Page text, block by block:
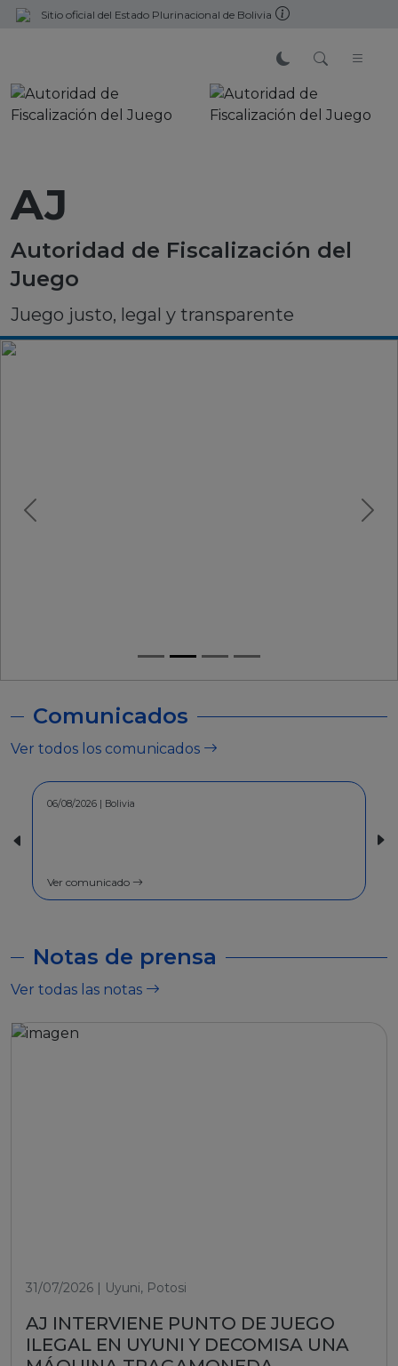
Sitio oficial del Estado Plurinacional de Bolivia
AJ
Autoridad de Fiscalización del
Juego
Juego justo, legal y transparente
Comunicados
Ver todos los comunicados
06/08/2026 | Bolivia
Ver comunicado
COMUNICADO - A la
Notas de prensa
Ver todas las notas
31/07/2026 | Uyuni, Potosi
AJ INTERVIENE PUNTO DE JUEGO
ILEGAL EN UYUNI Y DECOMISA UNA